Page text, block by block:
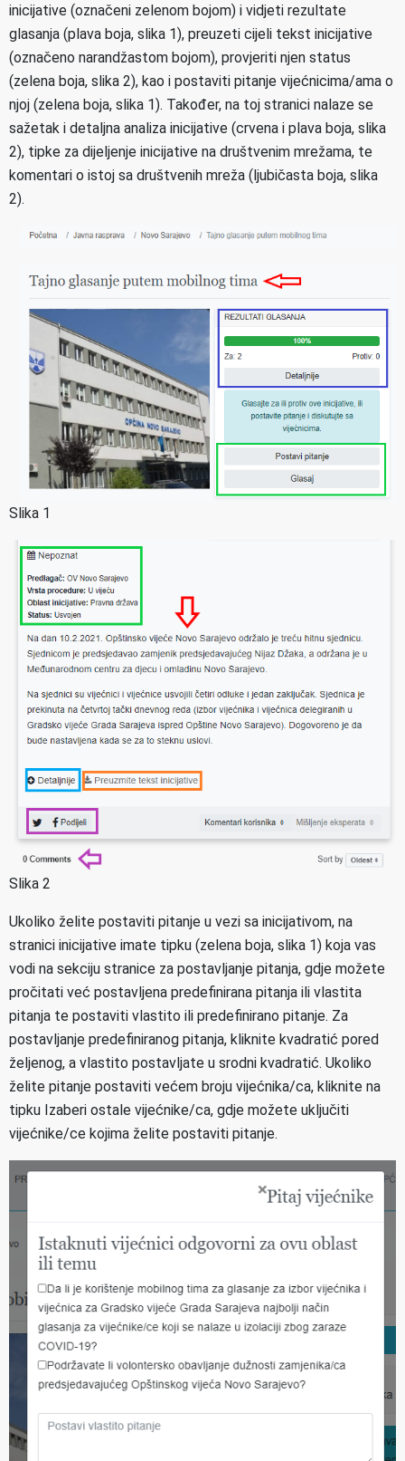
inicijative (označeni zelenom bojom) i vidjeti rezultate
glasanja (plava boja, slika 1), preuzeti cijeli tekst inicijative
(označeno narandžastom bojom), provjeriti njen status
(zelena boja, slika 2), kao i postaviti pitanje vijećnicima/ama o
njoj (zelena boja, slika 1). Također, na toj stranici nalaze se
sažetak i detaljna analiza inicijative (crvena i plava boja, slika
2), tipke za dijeljenje inicijative na društvenim mrežama, te
komentari o istoj sa društvenih mreža (ljubičasta boja, slika
2).
Slika 1
Slika 2
Ukoliko želite postaviti pitanje u vezi sa inicijativom, na
stranici inicijative imate tipku (zelena boja, slika 1) koja vas
vodi na sekciju stranice za postavljanje pitanja, gdje možete
pročitati već postavljena predefinirana pitanja ili vlastita
pitanja te postaviti vlastito ili predefinirano pitanje. Za
postavljanje predefiniranog pitanja, kliknite kvadratić pored
željenog, a vlastito postavljate u srodni kvadratić. Ukoliko
želite pitanje postaviti većem broju vijećnika/ca, kliknite na
tipku Izaberi ostale vijećnike/ca, gdje možete uključiti
vijećnike/ce kojima želite postaviti pitanje.